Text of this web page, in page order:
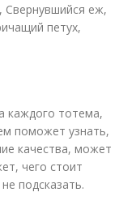
еж,
петух,
каждого тотема,
поможет узнать,
качества, может
чего стоит
подсказать.